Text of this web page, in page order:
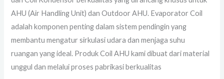
AHU (Air Handling Unit) dan Outdoor AHU. Evaporator Coil
adalah komponen penting dalam sistem pendingin yang
membantu mengatur sirkulasi udara dan menjaga suhu
ruangan yang ideal. Produk Coil AHU kami dibuat dari material
unggul dan melalui proses pabrikasi berkualitas